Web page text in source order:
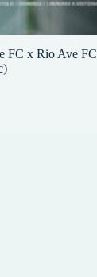
FC x Rio Ave FC